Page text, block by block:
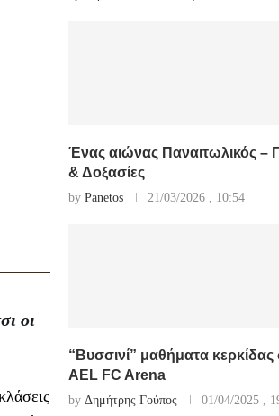
οι
Ένας αιώνας Παναιτωλικός –
& Δοξασίες
by Panetos 21/03/2026 , 10:54
“Βυσσινί” μαθήματα κερκίδας
AEL FC Arena
by Δημήτρης Γούπος 01/04/2025 ,